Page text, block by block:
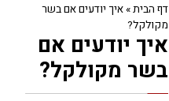
דף הבית»איך יודעים אם בשר
מקולקל?
איך יודעים אם
בשר מקולקל?